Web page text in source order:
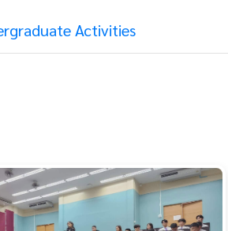
Activities